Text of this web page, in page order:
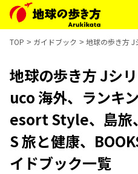
TOP ガイドブック 地球の歩き方 J
地球の歩き方 Jシ
uco 海外、ランキ
esort Style、島旅
S 旅と健康、
イドブック一覧